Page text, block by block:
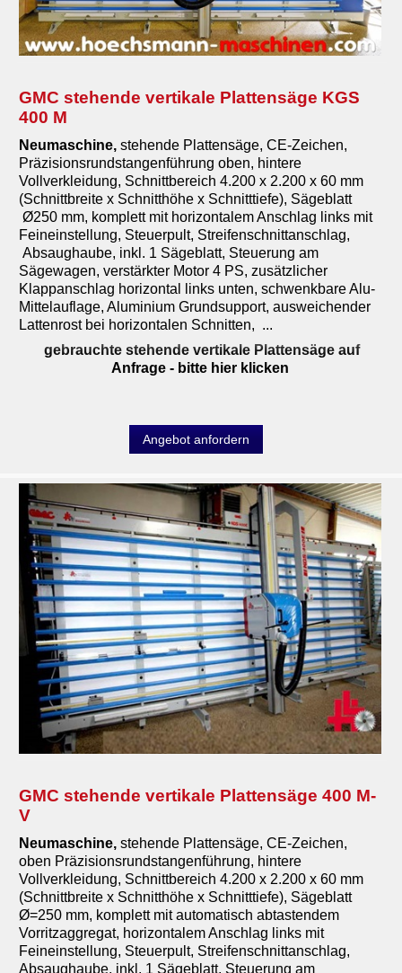
GMC stehende vertikale Plattensäge KGS
400 M
Neumaschine, stehende Plattensäge, CE-Zeichen,
Präzisionsrundstangenführung oben, hintere
Vollverkleidung, Schnittbereich 4.200 x 2.200 x 60 mm
(Schnittbreite x Schnitthöhe x Schnitttiefe), Sägeblatt
Ø250 mm, komplett mit horizontalem Anschlag links mit
Feineinstellung, Steuerpult, Streifenschnittanschlag,
Absaughaube, inkl. 1 Sägeblatt, Steuerung am
Sägewagen, verstärkter Motor 4 PS, zusätzlicher
Klappanschlag horizontal links unten, schwenkbare Alu-
Mittelauflage, Aluminium Grundsupport, ausweichender
Lattenrost bei horizontalen Schnitten, ...
gebrauchte stehende vertikale Plattensäge auf
Anfrage - bitte hier klicken
Angebot anfordern
GMC stehende vertikale Plattensäge 400 M-
V
Neumaschine, stehende Plattensäge, CE-Zeichen,
oben Präzisionsrundstangenführung, hintere
Vollverkleidung, Schnittbereich 4.200 x 2.200 x 60 mm
(Schnittbreite x Schnitthöhe x Schnitttiefe), Sägeblatt
Ø=250 mm, komplett mit automatisch abtastendem
Vorritzaggregat, horizontalem Anschlag links mit
Feineinstellung, Steuerpult, Streifenschnittanschlag,
Absaughaube, inkl. 1 Sägeblatt, Steuerung am